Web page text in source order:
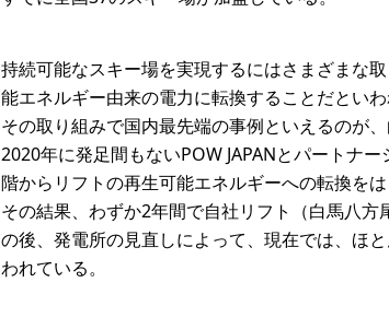
持続可能なスキー場を実現するにはさまざまな
能エネルギー由来の電力に転換することだといわ
その取り組みで国内最先端の事例といえるのが
2020年に発足間もないPOW JAPANとパートナ
階からリフトの再生可能エネルギーへの転換を
その結果、わずか2年間で自社リフト（白馬八
の後、発電所の見直しによって、現在では、ほ
われている。